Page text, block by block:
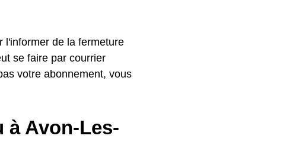
l'informer de la fermeture
se faire par courrier
votre abonnement, vous
à Avon-Les-